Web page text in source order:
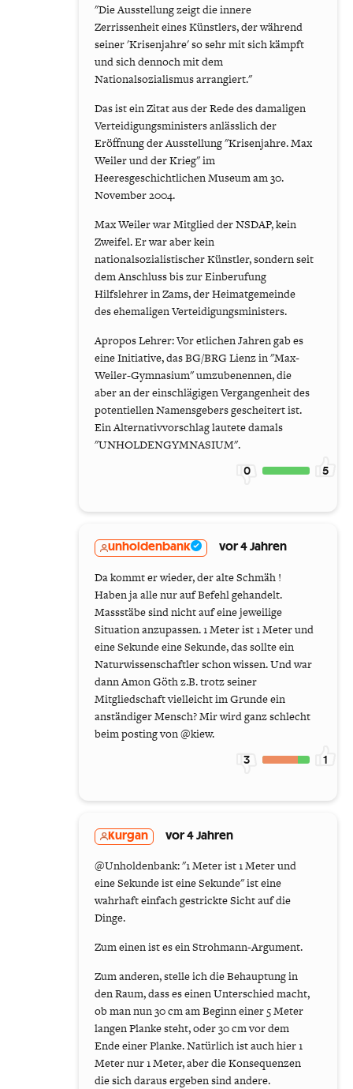
"Die Ausstellung zeigt die innere
Zerrissenheit eines Künstlers, der während
seiner 'Krisenjahre' so sehr mit sich kämpft
und sich dennoch mit dem
Nationalsozialismus arrangiert."
Das ist ein Zitat aus der Rede des damaligen
Verteidigungsministers anlässlich der
Eröffnung der Ausstellung "Krisenjahre. Max
Weiler und der Krieg" im
Heeresgeschichtlichen Museum am 30.
November 2004.
Max Weiler war Mitglied der NSDAP, kein
Zweifel. Er war aber kein
nationalsozialistischer Künstler, sondern seit
dem Anschluss bis zur Einberufung
Hilfslehrer in Zams, der Heimatgemeinde
des ehemaligen Verteidigungsministers.
Apropos Lehrer: Vor etlichen Jahren gab es
eine Initiative, das BG/BRG Lienz in "Max-
Weiler-Gymnasium" umzubenennen, die
aber an der einschlägigen Vergangenheit des
potentiellen Namensgebers gescheitert ist.
Ein Alternativvorschlag lautete damals
"UNHOLDENGYMNASIUM".
0 5
unholdenbank vor 4 Jahren
Da kommt er wieder, der alte Schmäh !
Haben ja alle nur auf Befehl gehandelt.
Massstäbe sind nicht auf eine jeweilige
Situation anzupassen. 1 Meter ist 1 Meter und
eine Sekunde eine Sekunde, das sollte ein
Naturwissenschaftler schon wissen. Und war
dann Amon Göth z.B. trotz seiner
Mitgliedschaft vielleicht im Grunde ein
anständiger Mensch? Mir wird ganz schlecht
beim posting von @kiew.
3 1
Kurgan vor 4 Jahren
@Unholdenbank: "1 Meter ist 1 Meter und
eine Sekunde ist eine Sekunde" ist eine
wahrhaft einfach gestrickte Sicht auf die
Dinge.
Zum einen ist es ein Strohmann-Argument.
Zum anderen, stelle ich die Behauptung in
den Raum, dass es einen Unterschied macht,
ob man nun 30 cm am Beginn einer 5 Meter
langen Planke steht, oder 30 cm vor dem
Ende einer Planke. Natürlich ist auch hier 1
Meter nur 1 Meter, aber die Konsequenzen
die sich daraus ergeben sind andere.